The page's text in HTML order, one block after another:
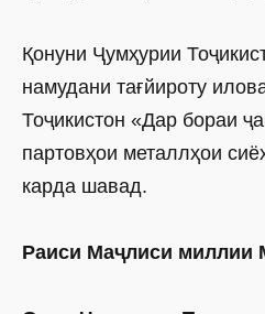
Қонуни Ҷумҳурии
намудани тағйироту
Тоҷикистон «Дар бораи
партовҳои металлҳои
карда шавад.
Раиси Маҷлиси миллии